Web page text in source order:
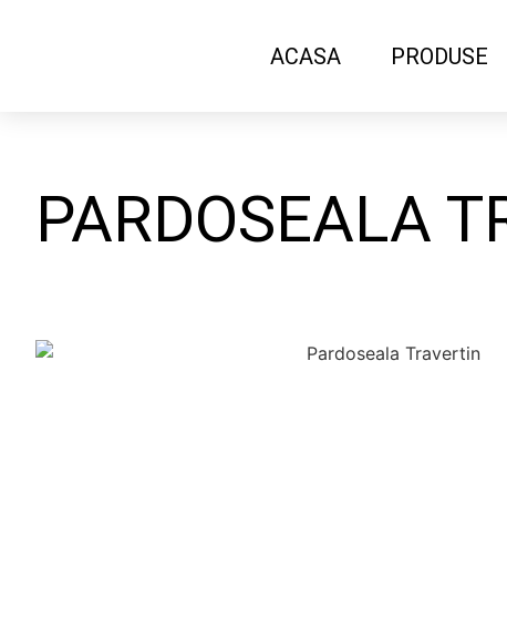
ACASA PRODUSE
PARDOSEALA